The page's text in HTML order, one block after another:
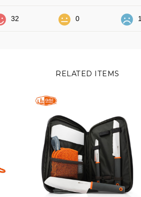
32 0 1
RELATED ITEMS